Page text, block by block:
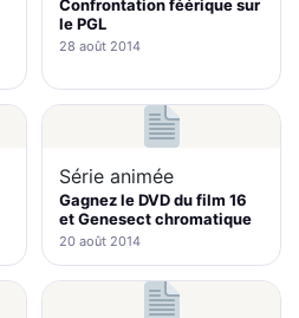
Confrontation féérique sur
le PGL
28 août 2014
Série animée
Gagnez le DVD du film 16
et Genesect chromatique
20 août 2014